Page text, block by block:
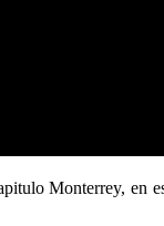
Monterrey, en